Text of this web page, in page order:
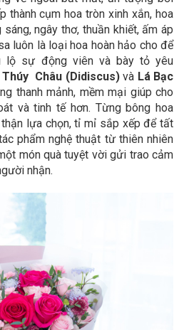
thành cụm hoa tròn xinh xắn, hoa
ngây thơ, thuần khiết, ấm áp
luôn là loại hoa hoàn hảo cho để
lộ sự động viên và bày tỏ yêu
Thúy Châu (Didiscus) và Lá Bạc
thanh mảnh, mềm mại giúp cho
và tinh tế hơn. Từng bông hoa
lựa chọn, tỉ mỉ sắp xếp để tất
phẩm nghệ thuật từ thiên nhiên
món quà tuyệt vời gửi trao cảm
nhận.